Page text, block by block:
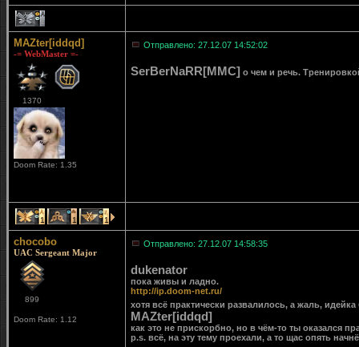
1
MAZter[iddqd]
-= WebMaster =-
1370
Doom Rate: 1.35
Отправлено: 27.12.07 14:52:02
SerBerNaRR[MMC] о чем и речь.
1 1 1
chocobo
UAC Sergeant Major
899
Doom Rate: 1.12
Отправлено: 27.12.07 14:58:35
dukenator
пока живы и ладно.
http://ip.doom-net.ru/
хотя всё практически развалилось, а жаль,
MAZter[iddqd]
как это не прискорбно, но в чём-то ты оказался
p.s. всё, на эту тему проехали, а то щас опять